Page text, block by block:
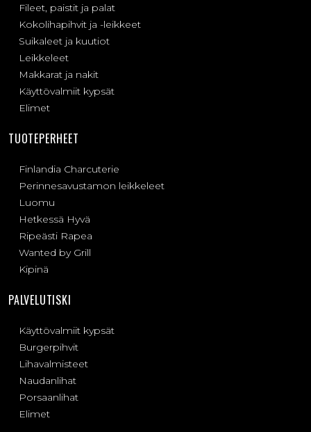
Fileet, paistit ja palat
Kokolihapihvit ja -leikkeet
Suikaleet ja kuutiot
Leikkeleet
Makkarat ja nakit
Käyttövalmiit kypsät
Elimet
TUOTEPERHEET
Finlandia Charcuterie
Perinnesavustamon leikkeleet
Luomu
Hetkessä Hyvä
Ripeästi Rapea
Wanted by Grill
Kipinä
PALVELUTISKI
Käyttövalmiit kypsät
Burgerpihvit
Lihavalmisteet
Naudanlihat
Porsaanlihat
Elimet